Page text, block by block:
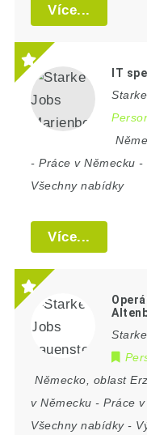
Více...
IT
-Práce v Německu -
Všechny nabídky
Více...
Německo
oblast
v Německu -Práce
Všechny nabídky-